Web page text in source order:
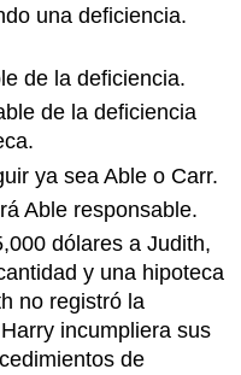
una deficiencia.
de la deficiencia.
de la deficiencia
ya sea Able o Carr.
Able responsable.
dólares a Judith,
y una hipoteca
no registró la
incumpliera sus
de